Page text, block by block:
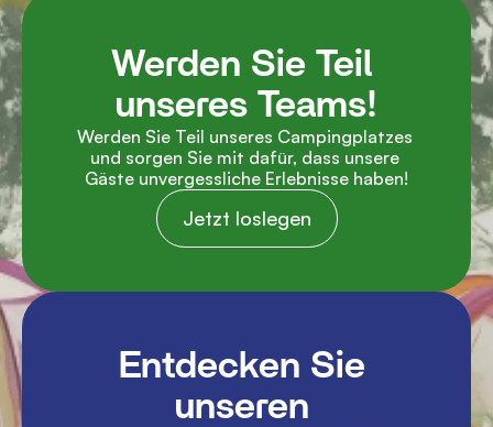
Werden Sie Teil
unseres Teams!
Werden Sie Teil unseres Campingplatzes
und sorgen Sie mit dafür, dass unsere
Gäste unvergessliche Erlebnisse haben!
Jetzt loslegen
Entdecken Sie
unseren